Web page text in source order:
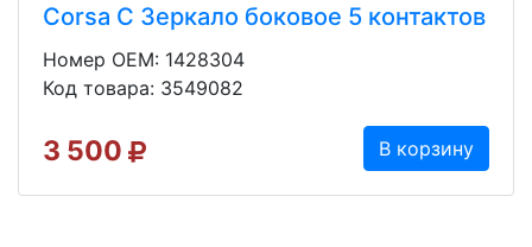
Corsa C Зеркало боковое 5 контактов
Номер OEM: 1428304
Код товара: 3549082
3 500 В корзину